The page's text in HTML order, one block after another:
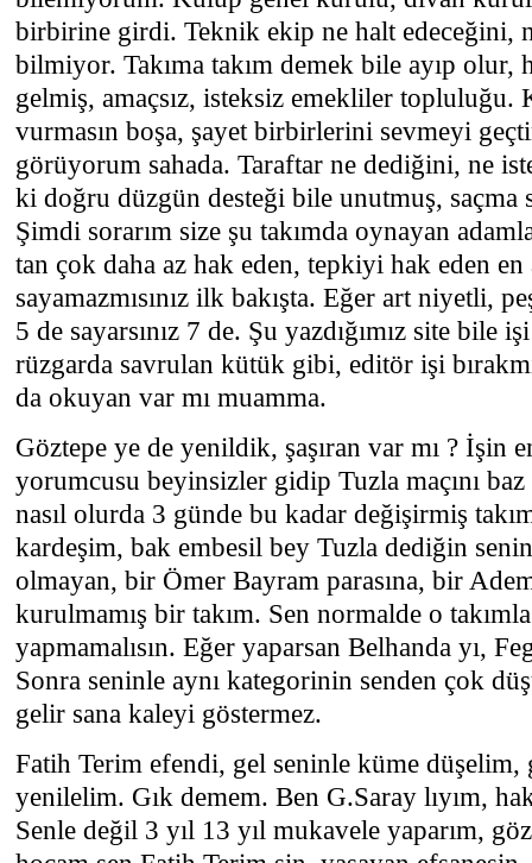
birbirine girdi. Teknik ekip ne halt edeceğini,
bilmiyor. Takıma takım demek bile ayıp olur,
gelmiş, amaçsız, isteksiz emekliler topluluğu.
vurmasın boşa, şayet birbirlerini sevmeyi
görüyorum sahada. Taraftar ne dediğini, ne
ki doğru düzgün desteği bile unutmuş, saçma
Şimdi sorarım size şu takımda oynayan
tan çok daha az hak eden, tepkiyi hak eden en
sayamazmısınız ilk bakışta. Eğer art niyetli,
5 de sayarsınız 7 de. Şu yazdığımız site bile
rüzgarda savrulan kütük gibi, editör işi
da okuyan var mı muamma.
Göztepe ye de yenildik, şaşıran var mı ? İşin
yorumcusu beyinsizler gidip Tuzla maçını
nasıl olurda 3 günde bu kadar değişirmiş
kardeşim, bak embesil bey Tuzla dediğin senin
olmayan, bir Ömer Bayram parasına, bir
kurulmamış bir takım. Sen normalde o
yapmamalısın. Eğer yaparsan Belhanda yı,
Sonra seninle aynı kategorinin senden çok
gelir sana kaleyi göstermez.
Fatih Terim efendi, gel seninle küme düşelim,
yenilelim. Gık demem. Ben G.Saray lıyım,
Senle değil 3 yıl 13 yıl mukavele yaparım,